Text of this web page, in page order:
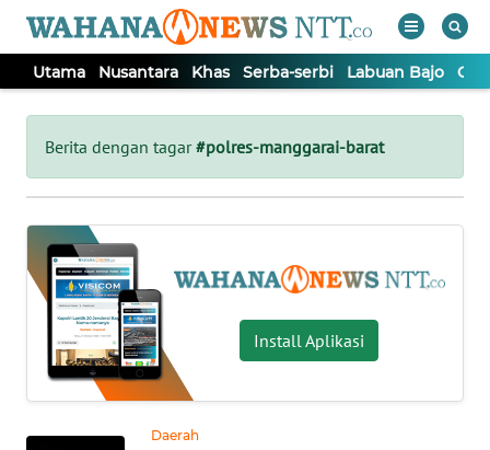
Utama Nusantara Khas Serba-serbi Labuan Bajo
Berita dengan tagar#polres-manggarai-barat
Install Aplikasi
Daerah
Tutup
UTAMA
NUSANTARA
KHAS
SERBA-
SERBI